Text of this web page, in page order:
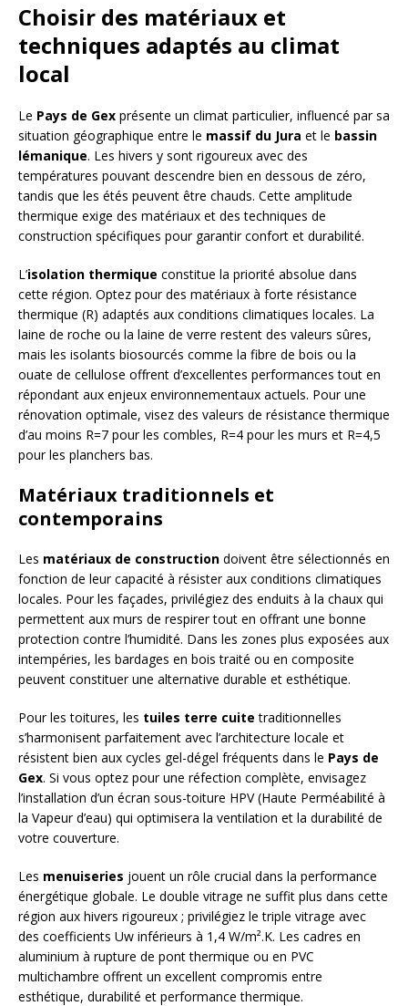
Choisir des matériaux et
techniques adaptés au climat
local
Le Pays de Gex présente un climat particulier, influencé par sa
situation géographique entre le massif du Jura et le bassin
lémanique. Les hivers y sont rigoureux avec des
températures pouvant descendre bien en dessous de zéro,
tandis que les étés peuvent être chauds. Cette amplitude
thermique exige des matériaux et des techniques de
construction spécifiques pour garantir confort et durabilité.
L’isolation thermique constitue la priorité absolue dans
cette région. Optez pour des matériaux à forte résistance
thermique (R) adaptés aux conditions climatiques locales. La
laine de roche ou la laine de verre restent des valeurs sûres,
mais les isolants biosourcés comme la fibre de bois ou la
ouate de cellulose offrent d’excellentes performances tout en
répondant aux enjeux environnementaux actuels. Pour une
rénovation optimale, visez des valeurs de résistance thermique
d’au moins R=7 pour les combles, R=4 pour les murs et R=4,5
pour les planchers bas.
Matériaux traditionnels et
contemporains
Les matériaux de construction doivent être sélectionnés en
fonction de leur capacité à résister aux conditions climatiques
locales. Pour les façades, privilégiez des enduits à la chaux qui
permettent aux murs de respirer tout en offrant une bonne
protection contre l’humidité. Dans les zones plus exposées aux
intempéries, les bardages en bois traité ou en composite
peuvent constituer une alternative durable et esthétique.
Pour les toitures, les tuiles terre cuite traditionnelles
s’harmonisent parfaitement avec l’architecture locale et
résistent bien aux cycles gel-dégel fréquents dans le Pays de
Gex. Si vous optez pour une réfection complète, envisagez
l’installation d’un écran sous-toiture HPV (Haute Perméabilité à
la Vapeur d’eau) qui optimisera la ventilation et la durabilité de
votre couverture.
Les menuiseries jouent un rôle crucial dans la performance
énergétique globale. Le double vitrage ne suffit plus dans cette
région aux hivers rigoureux ; privilégiez le triple vitrage avec
des coefficients Uw inférieurs à 1,4 W/m².K. Les cadres en
aluminium à rupture de pont thermique ou en PVC
multichambre offrent un excellent compromis entre
esthétique, durabilité et performance thermique.